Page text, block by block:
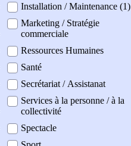
Installation / Maintenance (1)
Marketing / Stratégie
commerciale
Ressources Humaines
Santé
Secrétariat / Assistanat
Services à la personne / à la
collectivité
Spectacle